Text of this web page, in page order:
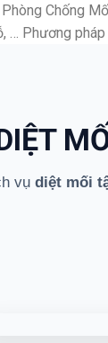
Chống
… Phương
vụ diệt mối